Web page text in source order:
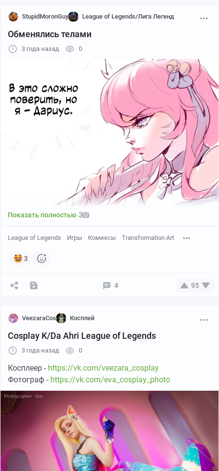
StupidMoronGuy League of Legends/Лига Легенд
Обменялись телами
3 года назад 0
Показать полностью 3
League of Legends Игры Комиксы Transformation Art
3
4 95
VeezaraCos Косплей
Cosplay K/Da Ahri League of Legends
3 года назад 0
Косплеер - https://vk.com/veezara_cosplay
Фотограф - https://vk.com/eva_cosplay_photo